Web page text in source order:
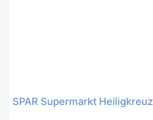
SPAR Supermarkt Heiligkreuz